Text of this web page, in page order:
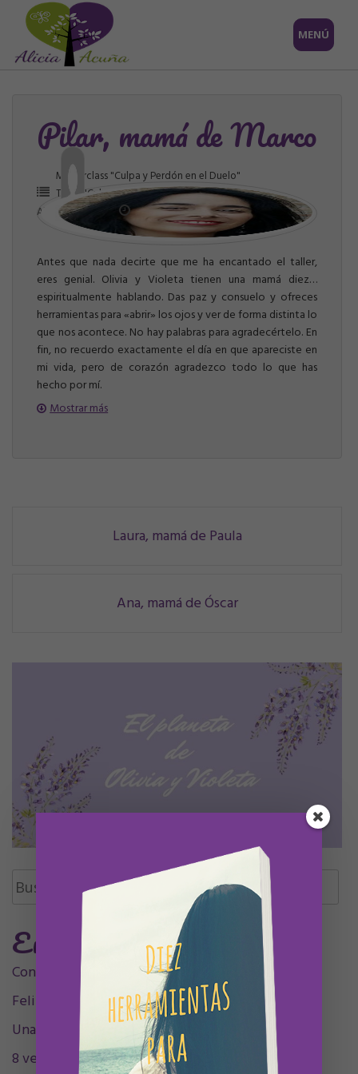
Saltar
contenido
MENÚ
Pilar, mamá de Marco
Masterclass "Culpa y Perdón en el Duelo"
Taller "Culpa y Perdón en el Duelo"
Alicia Acuña
junio 8, 2017
Antes que nada decirte que me ha encantado el taller,
eres genial. Olivia y Violeta tienen una mamá diez…
espiritualmente hablando. Das paz y consuelo y ofreces
herramientas para «abrir» los ojos y ver de forma distinta lo
que nos acontece. No hay palabras para agradecértelo. En
fin, no recuerdo exactamente el día en que apareciste en
mi vida, pero de corazón agradezco todo lo que has
hecho por mí.
Mostrar más
NavegaciónLaura, mamá de Paula
Ana, mamá de Óscar
Buscar:
Entradas Recientes
Contigo siempre, siempre en mí, mamá.
Feliz Undécimo cumpleaños, Olivia
Una decada sintigo
8 velitas, 9 plumitas